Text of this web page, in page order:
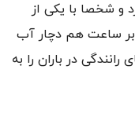
و شخصا با یکی از
با سرعت 50 کیلومتر بر ساعت هم دچار آب
در باران را به